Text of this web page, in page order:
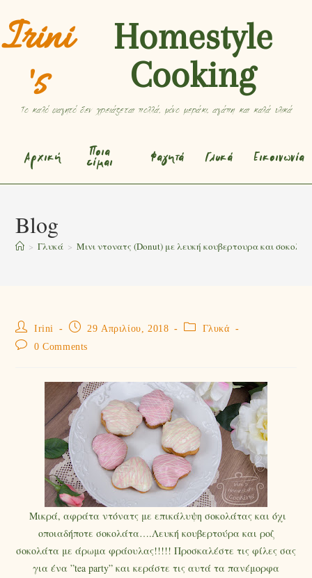
Irini
's
Homestyle
Cooking
Το καλό φαγητό δεν χρειάζεται πολλά, μόνο μεράκι, αγάπη και καλά υλικά
Αρχική
Ποια
είμαι
Φαγητά Γλυκά Εικοινωνία
Blog
> Γλυκά > Μινι ντονατς (Donut) με λευκή κουβερτουρα και
Irini 29 Απριλίου, 2018
Γλυκά
0 Comments
Μικρά, αφράτα ντόνατς με επικάλυψη σοκολάτας και όχι
οποιαδήποτε σοκολάτα….Λευκή κουβερτούρα και ροζ
σοκολάτα με άρωμα φράουλας!!!!! Προσκαλέστε τις φίλες σας
για ένα ”tea party” και κεράστε τις αυτά τα πανέμορφα